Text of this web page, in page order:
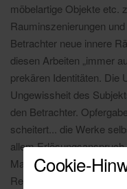
möbelartige Objekte etc.
Rauminszenierungen
Betrachter neue innere
diesen Arbeiten „immer
prekären Identitäten. Die
Ungewissheit des
den Betrachter.
scheitert... die Werke
allem
Magie, Beistelltisch und
Requisiten eines
Cookie-